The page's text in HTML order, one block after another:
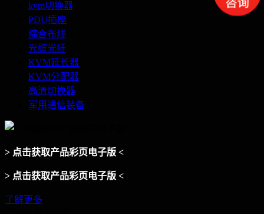
kvm切换器
PDU插座
综合布线
光缆光纤
KVM延长器
KVM分配器
高清切换器
军用通信装备
> 点击获取产品彩页电子版 <
> 点击获取产品彩页电子版 <
了解更多